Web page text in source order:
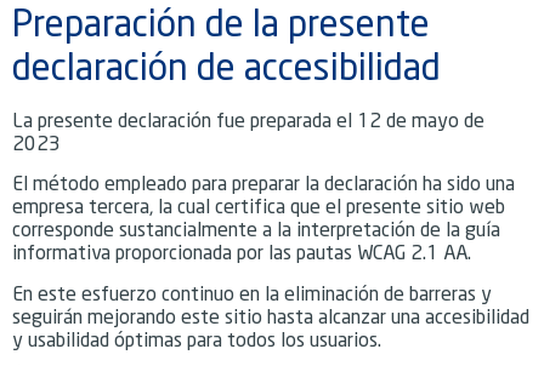
Preparación de la presente
declaración de accesibilidad
La presente declaración fue preparada el 12 de mayo de
2023
El método empleado para preparar la declaración ha sido una
empresa tercera, la cual certifica que el presente sitio web
corresponde sustancialmente a la interpretación de la guía
informativa proporcionada por las pautas WCAG 2.1 AA.
En este esfuerzo continuo en la eliminación de barreras y
seguirán mejorando este sitio hasta alcanzar una accesibilidad
y usabilidad óptimas para todos los usuarios.